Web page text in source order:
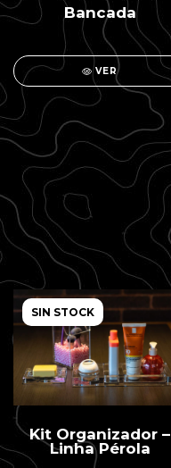
Bancada
VER
SIN STOCK
Kit Organizador –
Linha Pérola